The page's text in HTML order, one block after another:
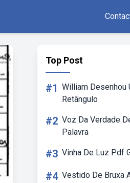
Top Post
#1 William Desenhou
Retângulo
#2 Voz Da Verdade
Palavra
#3 Vinha De Luz Pdf
#4 Vestido De Bruxa